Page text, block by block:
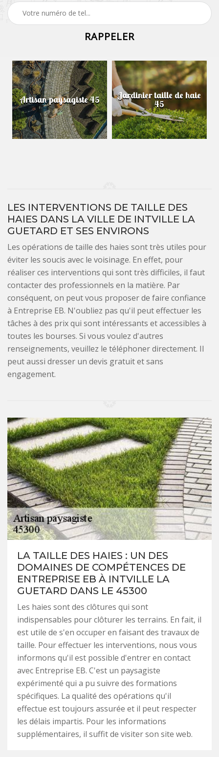
Artisan paysagiste 45 Jardinier taille de haie
45
LES INTERVENTIONS DE TAILLE DES
HAIES DANS LA VILLE DE INTVILLE LA
GUETARD ET SES ENVIRONS
Les opérations de taille des haies sont très utiles pour
éviter les soucis avec le voisinage. En effet, pour
réaliser ces interventions qui sont très difficiles, il faut
contacter des professionnels en la matière. Par
conséquent, on peut vous proposer de faire confiance
à Entreprise EB. N'oubliez pas qu'il peut effectuer les
tâches à des prix qui sont intéressants et accessibles à
toutes les bourses. Si vous voulez d'autres
renseignements, veuillez le téléphoner directement. Il
peut aussi dresser un devis gratuit et sans
engagement.
LA TAILLE DES HAIES : UN DES
DOMAINES DE COMPÉTENCES DE
ENTREPRISE EB À INTVILLE LA
GUETARD DANS LE 45300
Les haies sont des clôtures qui sont
indispensables pour clôturer les terrains. En fait, il
est utile de s'en occuper en faisant des travaux de
taille. Pour effectuer les interventions, nous vous
informons qu'il est possible d'entrer en contact
avec Entreprise EB. C'est un paysagiste
expérimenté qui a pu suivre des formations
spécifiques. La qualité des opérations qu'il
effectue est toujours assurée et il peut respecter
les délais impartis. Pour les informations
supplémentaires, il suffit de visiter son site web.